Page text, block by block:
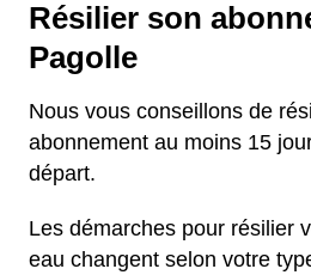
Résilier son
Pagolle
Nous vous conseillons de
abonnement au moins 15
départ.
Les démarches pour résilier
eau changent selon votre